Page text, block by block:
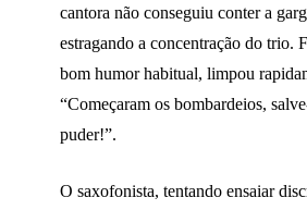
cantora não conseguiu conter a
estragando a concentração do trio.
bom humor habitual, limpou
“Começaram os bombardeios,
puder!”.
O saxofonista, tentando ensaiar